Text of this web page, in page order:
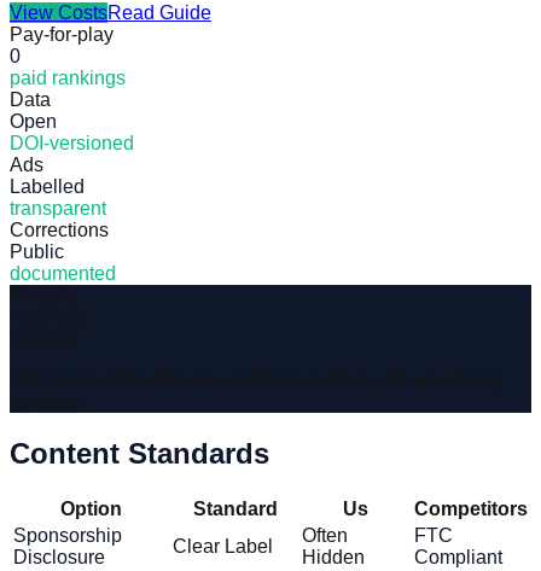
View CostsRead Guide
Pay-for-play
0
paid rankings
Data
Open
DOI-versioned
Ads
Labelled
transparent
Corrections
Public
documented
Content Standards
Option Standard Us
Competitors
Sponsorship
Disclosure
Clear Label
Often
Hidden
FTC
Compliant